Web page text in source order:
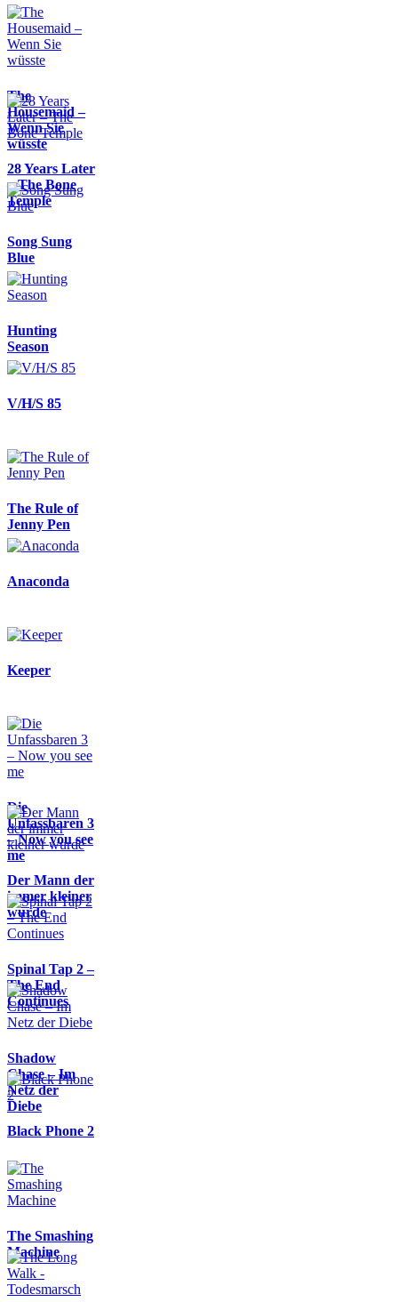
The
Housemaid –
Wenn Sie
wüsste
28 Years Later
– The Bone
Temple
Song Sung
Blue
Hunting
Season
V/H/S 85
The Rule of
Jenny Pen
Anaconda
Keeper
Die
Unfassbaren 3
– Now you see
me
Der Mann der
immer kleiner
wurde
Spinal Tap 2 –
The End
Continues
Shadow
Chase – Im
Netz der
Diebe
Black Phone 2
The Smashing
Machine